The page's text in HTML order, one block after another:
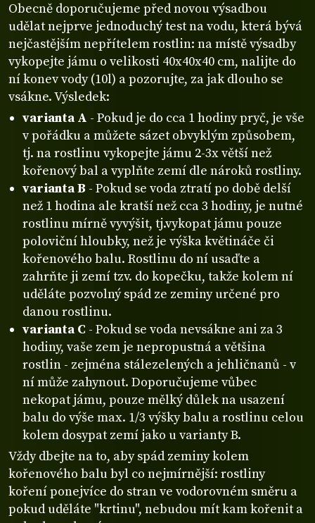
Obecně doporučujeme před novou výsadbou
udělat nejprve jednoduchý test na vodu, která bývá
nejčastějším nepřítelem rostlin: na místě výsadby
vykopejte jámu o velikosti 40x40x40 cm, nalijte do
ní konev vody (10l) a pozorujte, za jak dlouho se
vsákne. Výsledek:
varianta A - Pokud je do cca 1 hodiny pryč, je vše
v pořádku a můžete sázet obvyklým způsobem,
tj. na rostlinu vykopejte jámu 2-3x větší než
kořenový bal a vyplňte zemí dle nároků rostliny.
varianta B - Pokud se voda ztratí po době delší
než 1 hodina ale kratší než cca 3 hodiny, je nutné
rostlinu mírně vyvýšit, tj.vykopat jámu pouze
poloviční hloubky, než je výška květináče či
kořenového balu. Rostlinu do ní usaďte a
zahrňte ji zemí tzv. do kopečku, takže kolem ní
uděláte pozvolný spád ze zeminy určené pro
danou rostlinu.
varianta C - Pokud se voda nevsákne ani za 3
hodiny, vaše zem je nepropustná a většina
rostlin - zejména stálezelených a jehličnanů - v
ní může zahynout. Doporučujeme vůbec
nekopat jámu, pouze mělký důlek na usazení
balu do výše max. 1/3 výšky balu a rostlinu celou
kolem dosypat zemí jako u varianty B.
Vždy dbejte na to, aby spád zeminy kolem
kořenového balu byl co nejmírnější: rostliny
koření ponejvíce do stran ve vodorovném směru a
pokud uděláte "krtinu", nebudou mít kam kořenit a